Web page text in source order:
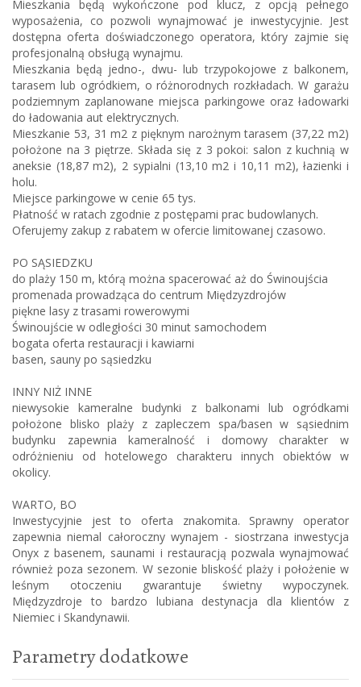
Mieszkania będą wykończone pod klucz, z opcją pełnego
wyposażenia, co pozwoli wynajmować je inwestycyjnie. Jest
dostępna oferta doświadczonego operatora, który zajmie się
profesjonalną obsługą wynajmu.
Mieszkania będą jedno-, dwu- lub trzypokojowe z balkonem,
tarasem lub ogródkiem, o różnorodnych rozkładach. W garażu
podziemnym zaplanowane miejsca parkingowe oraz ładowarki
do ładowania aut elektrycznych.
Mieszkanie 53, 31 m2 z pięknym narożnym tarasem (37,22 m2)
położone na 3 piętrze. Składa się z 3 pokoi: salon z kuchnią w
aneksie (18,87 m2), 2 sypialni (13,10 m2 i 10,11 m2), łazienki i
holu.
Miejsce parkingowe w cenie 65 tys.
Płatność w ratach zgodnie z postępami prac budowlanych.
Oferujemy zakup z rabatem w ofercie limitowanej czasowo.
PO SĄSIEDZKU
do plaży 150 m, którą można spacerować aż do Świnoujścia
promenada prowadząca do centrum Międzyzdrojów
piękne lasy z trasami rowerowymi
Świnoujście w odległości 30 minut samochodem
bogata oferta restauracji i kawiarni
basen, sauny po sąsiedzku
INNY NIŻ INNE
niewysokie kameralne budynki z balkonami lub ogródkami
położone blisko plaży z zapleczem spa/basen w sąsiednim
budynku zapewnia kameralność i domowy charakter w
odróżnieniu od hotelowego charakteru innych obiektów w
okolicy.
WARTO, BO
Inwestycyjnie jest to oferta znakomita. Sprawny operator
zapewnia niemal całoroczny wynajem - siostrzana inwestycja
Onyx z basenem, saunami i restauracją pozwala wynajmować
również poza sezonem. W sezonie bliskość plaży i położenie w
leśnym otoczeniu gwarantuje świetny wypoczynek.
Międzyzdroje to bardzo lubiana destynacja dla klientów z
Niemiec i Skandynawii.
Parametry dodatkowe